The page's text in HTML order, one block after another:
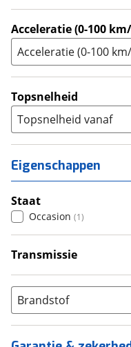
Acceleratie (0-100
Acceleratie (0-100
Topsnelheid
Topsnelheid vanaf
Eigenschappen
Staat
Occasion (1)
Transmissie
Brandstof